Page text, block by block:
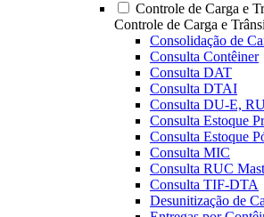
Controle de Carga e
Controle de Carga e
Consolidação de
Consulta Contêiner
Consulta DAT
Consulta DTAI
Consulta DU-E,
Consulta Estoque
Consulta Estoque
Consulta MIC
Consulta RUC
Consulta TIF-DTA
Desunitização de